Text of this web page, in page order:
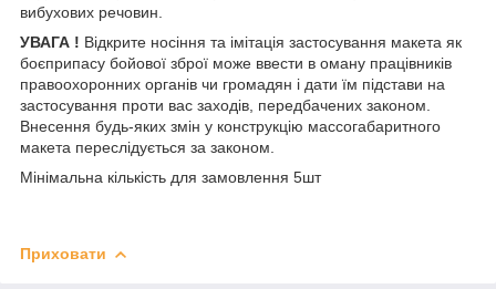
вибухових речовин.
УВАГА ! Відкрите носіння та імітація застосування макета як
боєприпасу бойової зброї може ввести в оману працівників
правоохоронних органів чи громадян і дати їм підстави на
застосування проти вас заходів, передбачених законом.
Внесення будь-яких змін у конструкцію массогабаритного
макета переслідується за законом.
Мінімальна кількість для замовлення 5шт
Приховати